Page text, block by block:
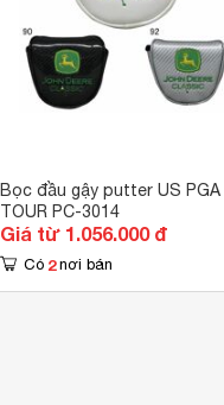
Bọc đầu gậy putter US PGA
TOUR PC-3014
Giá từ 1.056.000 đ
Có 2 nơi bán